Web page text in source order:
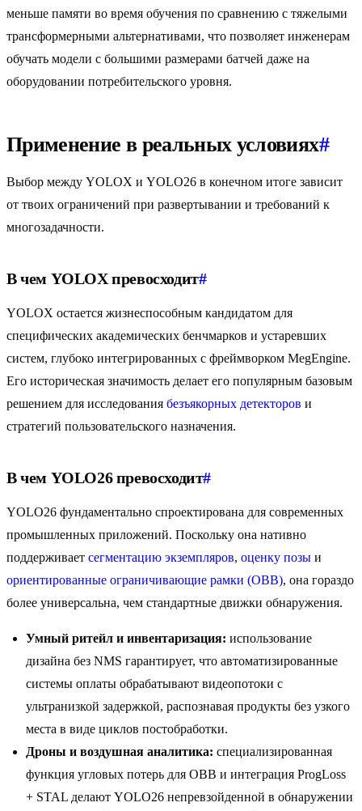
меньше памяти во время обучения по сравнению с тяжелыми
трансформерными альтернативами, что позволяет инженерам
обучать модели с большими размерами батчей даже на
оборудовании потребительского уровня.
Применение в реальных условиях#
Выбор между YOLOX и YOLO26 в конечном итоге зависит
от твоих ограничений при развертывании и требований к
многозадачности.
В чем YOLOX превосходит#
YOLOX остается жизнеспособным кандидатом для
специфических академических бенчмарков и устаревших
систем, глубоко интегрированных с фреймворком MegEngine.
Его историческая значимость делает его популярным базовым
решением для исследования безъякорных детекторов и
стратегий пользовательского назначения.
В чем YOLO26 превосходит#
YOLO26 фундаментально спроектирована для современных
промышленных приложений. Поскольку она нативно
поддерживает сегментацию экземпляров, оценку позы и
ориентированные ограничивающие рамки (OBB), она гораздо
более универсальна, чем стандартные движки обнаружения.
Умный ритейл и инвентаризация: использование
дизайна без NMS гарантирует, что автоматизированные
системы оплаты обрабатывают видеопотоки с
ультранизкой задержкой, распознавая продукты без узкого
места в виде циклов постобработки.
Дроны и воздушная аналитика: специализированная
функция угловых потерь для OBB и интеграция ProgLoss
+ STAL делают YOLO26 непревзойденной в обнаружении